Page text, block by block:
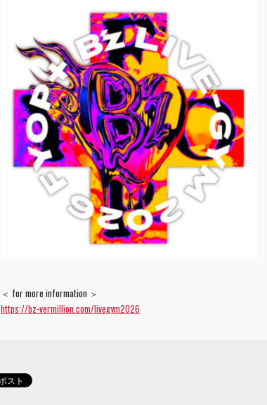
＜ for more information ＞
https://bz-vermillion.com/livegym2026